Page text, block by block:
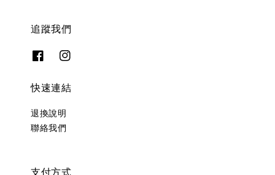
追蹤我們
快速連結
退換說明
聯絡我們
支付方式